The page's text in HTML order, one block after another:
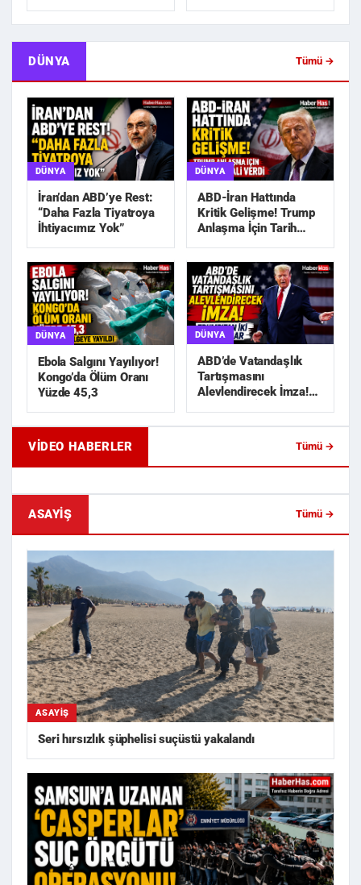
DÜNYA Tümü →
DÜNYA
İran’dan ABD’ye Rest:
“Daha Fazla Tiyatroya
İhtiyacımız Yok”
DÜNYA
ABD-İran Hattında
Kritik Gelişme! Trump
Anlaşma İçin Tarih
DÜNYA
Ebola Salgını Yayılıyor!
Kongo’da Ölüm Oranı
Yüzde 45,3
DÜNYA
ABD’de Vatandaşlık
Tartışmasını
Alevlendirecek İmza!
Karar
VIDEO HABERLER
Tümü →
Geride Bıraktığı Mektup Tefecilik
Samsun'da Lise
ASAYIŞ Tümü →
ASAYIŞ
Seri hırsızlık şüphelisi suçüstü yakalandı